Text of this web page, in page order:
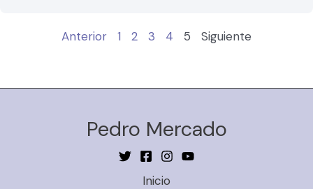
Anterior 1 2 3 4 5 Siguiente
Pedro Mercado
Inicio